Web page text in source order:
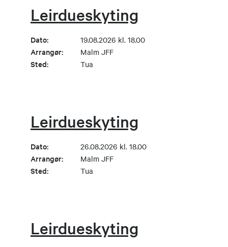
Leirdueskyting
Dato: 19.08.2026 kl. 18.00
Arrangør: Malm JFF
Sted: Tua
Leirdueskyting
Dato: 26.08.2026 kl. 18.00
Arrangør: Malm JFF
Sted: Tua
Leirdueskyting